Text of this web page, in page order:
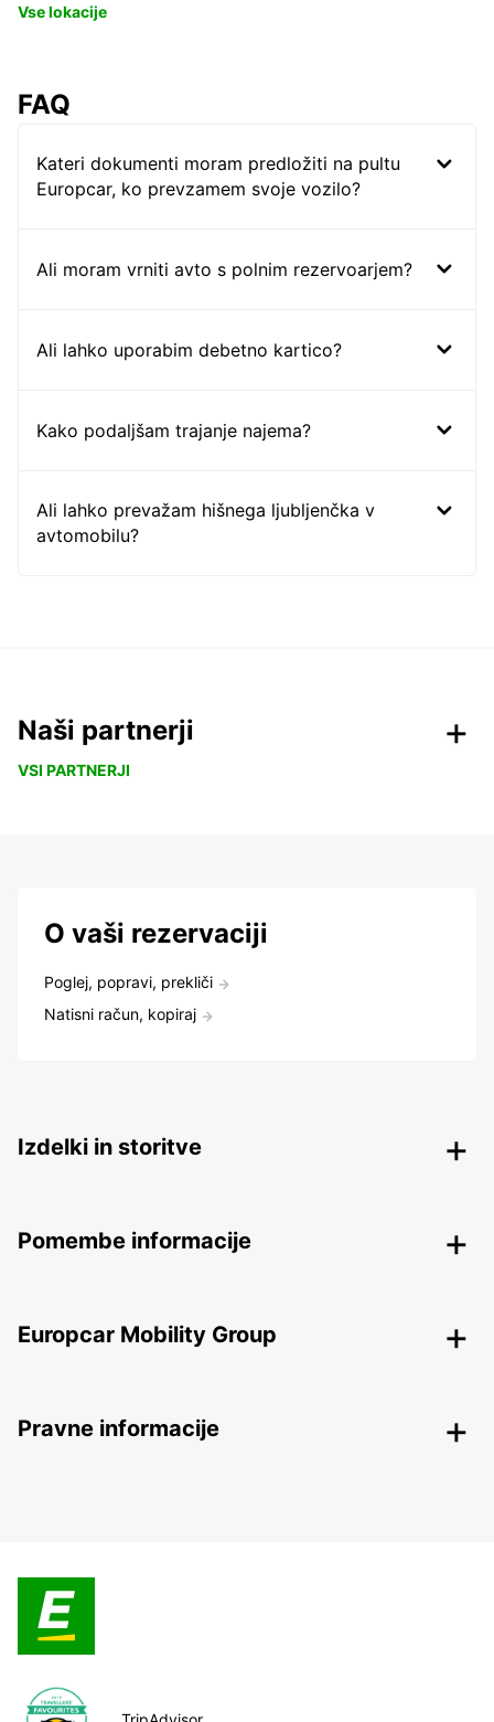
Vse lokacije
FAQ
Kateri dokumenti moram predložiti na pultu
Europcar, ko prevzamem svoje vozilo?
Ali moram vrniti avto s polnim rezervoarjem?
Ali lahko uporabim debetno kartico?
Kako podaljšam trajanje najema?
Ali lahko prevažam hišnega ljubljenčka v
avtomobilu?
Naši partnerji
VSI PARTNERJI
O vaši rezervaciji
Poglej, popravi, prekliči
Natisni račun, kopiraj
Izdelki in storitve
Pomembe informacije
Europcar Mobility Group
Pravne informacije